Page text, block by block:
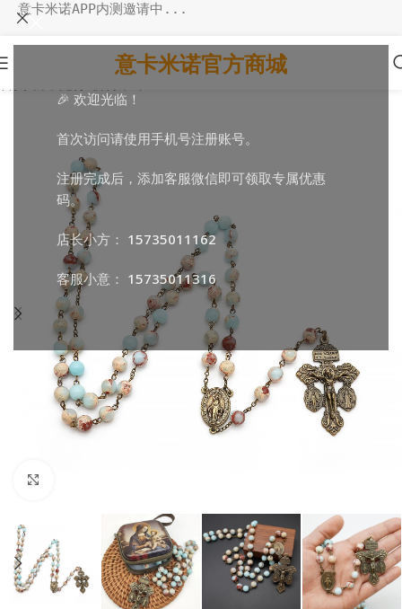
🎉 欢迎光临！
首次访问请使用手机号注册账号。
注册完成后，添加客服微信即可领取专属优惠
码。
店长小方： 15735011162
客服小意： 15735011316
意卡米诺APP内测邀请中...
意卡米诺官方商城